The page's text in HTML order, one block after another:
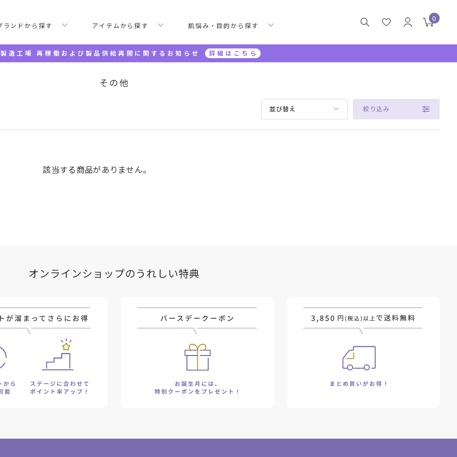
ランドから探す アイテムから探す 肌悩み・目的から探す
0
製造工場 再稼働および製品供給再開に関するお知らせ 詳細はこちら
その他
並び替え 絞り込み
該当する商品がありません。
オンラインショップのうれしい特典